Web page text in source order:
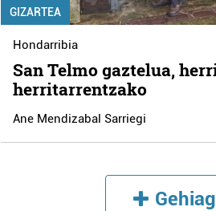
GIZARTEA
Hondarribia
San Telmo gaztelua,
herritarrentzako
Ane Mendizabal Sarriegi